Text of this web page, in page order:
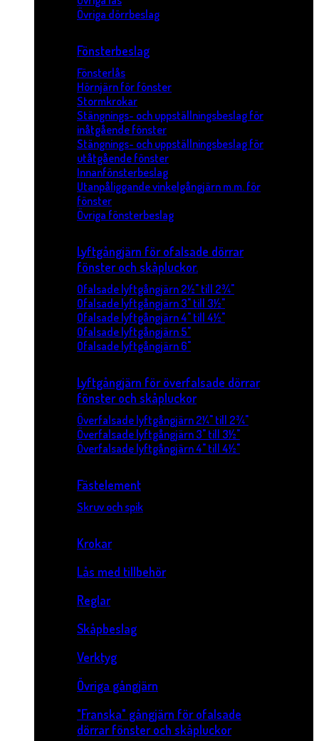
Övriga dörrbeslag
Fönsterbeslag
Fönsterlås
Hörnjärn för fönster
Stormkrokar
Stängnings- och uppställningsbeslag för
inåtgående fönster
Stängnings- och uppställningsbeslag för
utåtgående fönster
Innanfönsterbeslag
Utanpåliggande vinkelgångjärn m.m. för
fönster
Övriga fönsterbeslag
Lyftgångjärn för ofalsade dörrar
fönster och skåpluckor.
Ofalsade lyftgångjärn 2½" till 2¾"
Ofalsade lyftgångjärn 3" till 3½"
Ofalsade lyftgångjärn 4" till 4½"
Ofalsade lyftgångjärn 5"
Ofalsade lyftgångjärn 6"
Lyftgångjärn för överfalsade dörrar
fönster och skåpluckor
Överfalsade lyftgångjärn 2¼" till 2¾"
Överfalsade lyftgångjärn 3" till 3½"
Överfalsade lyftgångjärn 4" till 4½"
Fästelement
Skruv och spik
Krokar
Lås med tillbehör
Reglar
Skåpbeslag
Verktyg
Övriga gångjärn
"Franska" gångjärn för ofalsade
dörrar fönster och skåpluckor